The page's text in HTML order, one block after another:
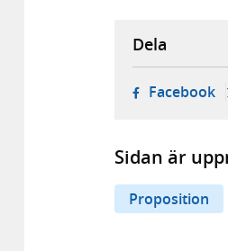
Dela
Facebook-
Sidan är
Proposition